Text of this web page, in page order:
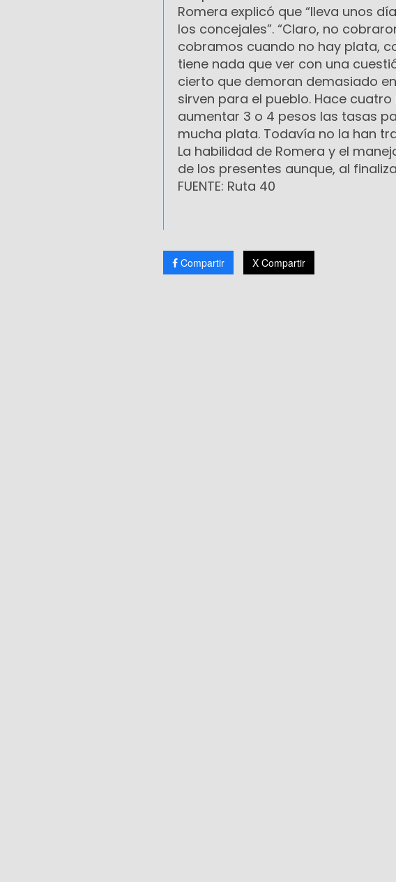
Romera explicó que “lleva unos
los concejales”. “Claro, no
cobramos cuando no hay plata,
tiene nada que ver con una
cierto que demoran demasiado
sirven para el pueblo. Hace
aumentar 3 o 4 pesos las tasas
mucha plata. Todavía no la han
La habilidad de Romera y el
de los presentes aunque, al
FUENTE: Ruta 40
Compartir X Compartir